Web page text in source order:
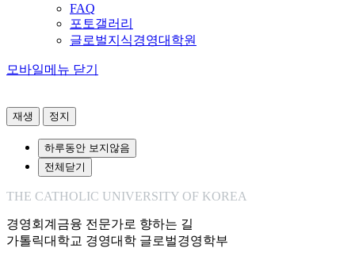
FAQ
포토갤러리
글로벌지식경영대학원
모바일메뉴 닫기
재생 정지
하루동안 보지않음
전체닫기
THE CATHOLIC UNIVERSITY OF KOREA
경영회계금융 전문가로 향하는 길
가톨릭대학교 경영대학 글로벌경영학부